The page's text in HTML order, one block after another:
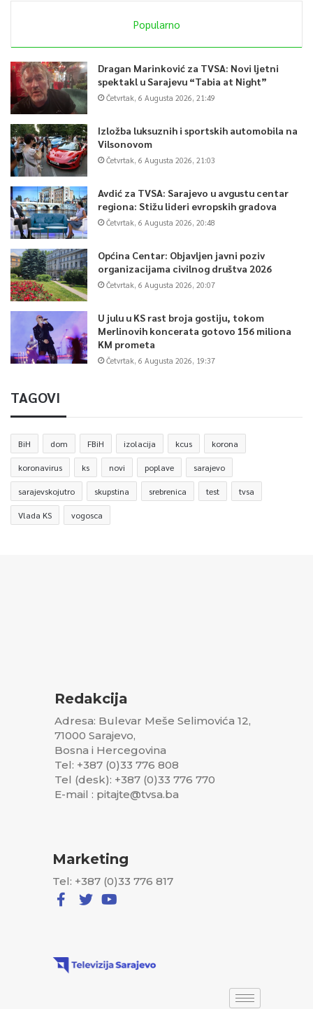
Popularno
Dragan Marinković za TVSA: Novi ljetni
spektakl u Sarajevu “Tabia at Night”
Četvrtak, 6 Augusta 2026, 21:49
Izložba luksuznih i sportskih automobila na
Vilsonovom
Četvrtak, 6 Augusta 2026, 21:03
Avdić za TVSA: Sarajevo u avgustu centar
regiona: Stižu lideri evropskih gradova
Četvrtak, 6 Augusta 2026, 20:48
Općina Centar: Objavljen javni poziv
organizacijama civilnog društva 2026
Četvrtak, 6 Augusta 2026, 20:07
U julu u KS rast broja gostiju, tokom
Merlinovih koncerata gotovo 156 miliona
KM prometa
Četvrtak, 6 Augusta 2026, 19:37
TAGOVI
BiH dom FBiH izolacija kcus korona
koronavirus ks novi poplave sarajevo
sarajevskojutro skupstina srebrenica test tvsa
Vlada KS vogosca
Redakcija
Adresa: Bulevar Meše Selimovića 12,
71000 Sarajevo,
Bosna i Hercegovina
Tel: +387 (0)33 776 808
Tel (desk): +387 (0)33 776 770
E-mail : pitajte@tvsa.ba
Marketing
Tel: +387 (0)33 776 817